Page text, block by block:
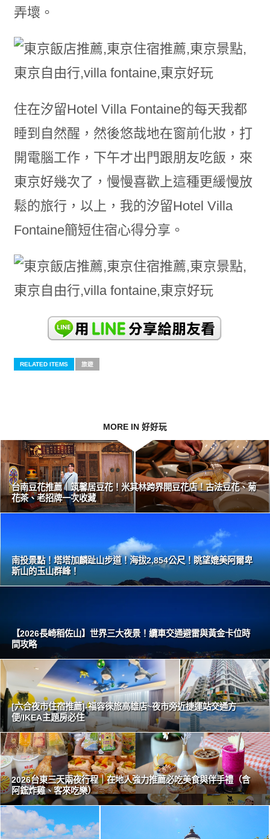
弄壞。
住在汐留Hotel Villa Fontaine的每天我都
睡到自然醒，然後悠哉地在窗前化妝，打
開電腦工作，下午才出門跟朋友吃飯，來
東京好幾次了，慢慢喜歡上這種更緩慢放
鬆的旅行，以上，我的汐留Hotel Villa
Fontaine簡短住宿心得分享。
RELATED ITEMS 旅遊
MORE IN 好好玩
台南豆花推薦｜筑馨居豆花！米其林跨界開豆花店！古法豆花、菊
花茶、老招牌一次收藏
南投景點！塔塔加麟趾山步道！海拔2,854公尺！眺望媲美阿爾卑
斯山的玉山群峰！
【2026長崎稻佐山】世界三大夜景！纜車交通避雷與黃金卡位時
間攻略
[六合夜市住宿推薦]-福容徠旅高雄店~夜市旁近捷運站交通方
便/IKEA主題房必住
2026台東三天兩夜行程｜在地人強力推薦必吃美食與伴手禮（含
阿鋐炸雞、客來吃樂）